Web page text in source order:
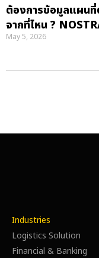
ต้องการข้อมูลแผนที่
จากที่ไหน ?
May 5, 2026
Industries
Logistics Solution
Financial & Banking